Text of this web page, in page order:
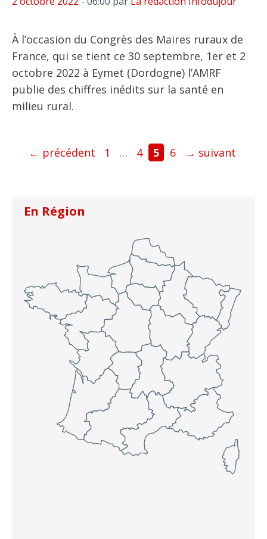
À l’occasion du Congrès des Maires ruraux de
France, qui se tient ce 30 septembre, 1er et 2
octobre 2022 à Eymet (Dordogne) l’AMRF
publie des chiffres inédits sur la santé en
milieu rural.
← précédent Page
1 … Page
4 Page
5 Page
6 → suivant
En Région